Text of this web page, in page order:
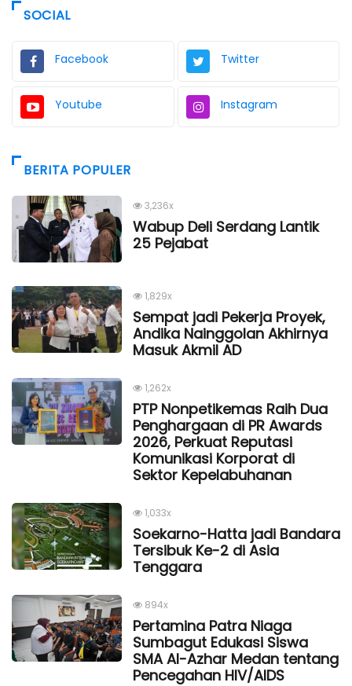
SOCIAL
Facebook Twitter
Youtube Instagram
BERITA POPULER
3,236x
Wabup Deli Serdang Lantik
25 Pejabat
1,829x
Sempat jadi Pekerja Proyek,
Andika Nainggolan Akhirnya
Masuk Akmil AD
1,262x
PTP Nonpetikemas Raih Dua
Penghargaan di PR Awards
2026, Perkuat Reputasi
Komunikasi Korporat di
Sektor Kepelabuhanan
1,033x
Soekarno-Hatta jadi Bandara
Tersibuk Ke-2 di Asia
Tenggara
894x
Pertamina Patra Niaga
Sumbagut Edukasi Siswa
SMA Al-Azhar Medan tentang
Pencegahan HIV/AIDS